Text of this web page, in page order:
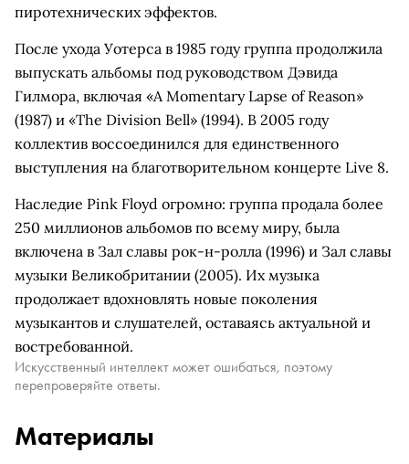
пиротехнических эффектов.
После ухода Уотерса в 1985 году группа продолжила
выпускать альбомы под руководством Дэвида
Гилмора, включая «A Momentary Lapse of Reason»
(1987) и «The Division Bell» (1994). В 2005 году
коллектив воссоединился для единственного
выступления на благотворительном концерте Live 8.
Наследие Pink Floyd огромно: группа продала более
250 миллионов альбомов по всему миру, была
включена в Зал славы рок-н-ролла (1996) и Зал славы
музыки Великобритании (2005). Их музыка
продолжает вдохновлять новые поколения
музыкантов и слушателей, оставаясь актуальной и
востребованной.
Искусственный интеллект может ошибаться, поэтому
перепроверяйте ответы.
Материалы